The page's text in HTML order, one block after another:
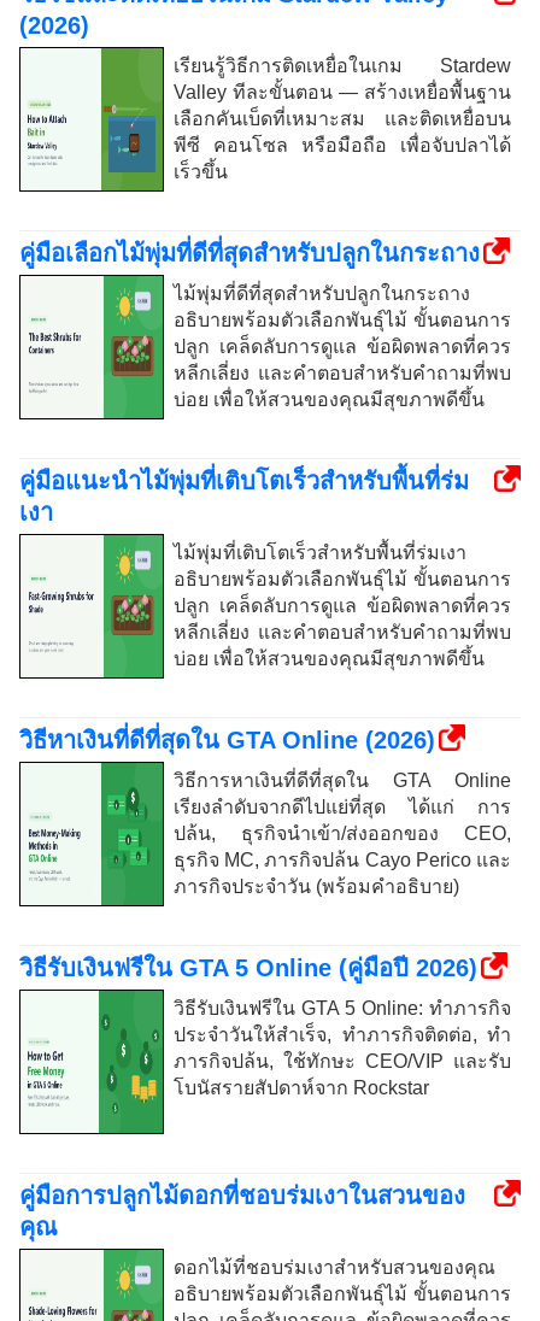
(2026)
เรียนรู้วิธีการติดเหยื่อในเกม Stardew
Valley ทีละขั้นตอน — สร้างเหยื่อพื้นฐาน
เลือกคันเบ็ดที่เหมาะสม และติดเหยื่อบน
พีซี คอนโซล หรือมือถือ เพื่อจับปลาได้
เร็วขึ้น
คู่มือเลือกไม้พุ่มที่ดีที่สุดสำหรับปลูกในกระถาง
ไม้พุ่มที่ดีที่สุดสำหรับปลูกในกระถาง
อธิบายพร้อมตัวเลือกพันธุ์ไม้ ขั้นตอนการ
ปลูก เคล็ดลับการดูแล ข้อผิดพลาดที่ควร
หลีกเลี่ยง และคำตอบสำหรับคำถามที่พบ
บ่อย เพื่อให้สวนของคุณมีสุขภาพดีขึ้น
คู่มือแนะนำไม้พุ่มที่เติบโตเร็วสำหรับพื้นที่ร่ม
เงา
ไม้พุ่มที่เติบโตเร็วสำหรับพื้นที่ร่มเงา
อธิบายพร้อมตัวเลือกพันธุ์ไม้ ขั้นตอนการ
ปลูก เคล็ดลับการดูแล ข้อผิดพลาดที่ควร
หลีกเลี่ยง และคำตอบสำหรับคำถามที่พบ
บ่อย เพื่อให้สวนของคุณมีสุขภาพดีขึ้น
วิธีหาเงินที่ดีที่สุดใน GTA Online (2026)
วิธีการหาเงินที่ดีที่สุดใน GTA Online
เรียงลำดับจากดีไปแย่ที่สุด ได้แก่ การ
ปล้น, ธุรกิจนำเข้า/ส่งออกของ CEO,
ธุรกิจ MC, ภารกิจปล้น Cayo Perico และ
ภารกิจประจำวัน (พร้อมคำอธิบาย)
วิธีรับเงินฟรีใน GTA 5 Online (คู่มือปี 2026)
วิธีรับเงินฟรีใน GTA 5 Online: ทำภารกิจ
ประจำวันให้สำเร็จ, ทำภารกิจติดต่อ, ทำ
ภารกิจปล้น, ใช้ทักษะ CEO/VIP และรับ
โบนัสรายสัปดาห์จาก Rockstar
คู่มือการปลูกไม้ดอกที่ชอบร่มเงาในสวนของ
คุณ
ดอกไม้ที่ชอบร่มเงาสำหรับสวนของคุณ
อธิบายพร้อมตัวเลือกพันธุ์ไม้ ขั้นตอนการ